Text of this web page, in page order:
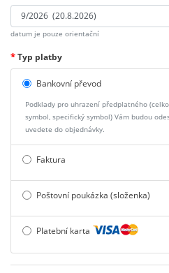
datum je pouze orientační
*Typ platby
Bankovní převod
Podklady pro uhrazení předplatného
symbol, specifický symbol) Vám budou
uvedete do objednávky.
Faktura
Poštovní poukázka (složenka)
Platební karta